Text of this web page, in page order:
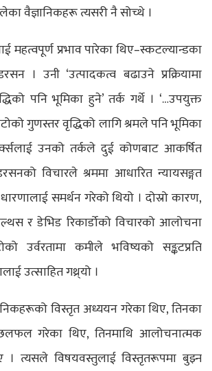
वैज्ञानिकहरू त्यसरी नै सोच्थे ।
महत्वपूर्ण प्रभाव पारेका थिए–स्कटल्यान्डका
। उनी ‘उत्पादकत्व बढाउने प्रक्रियामा
पनि भूमिका हुने’ तर्क गर्थे । ‘…उपयुक्त
गुणस्तर वृद्धिको लागि श्रमले पनि भूमिका
उनको तर्कले दुई कोणबाट आकर्षित
विचारले श्रममा आधारित न्यायसङ्गत
समर्थन गरेको थियो । दोस्रो कारण,
र डेभिड रिकार्डोको विचारको आलोचना
उर्वरतामा कमीले भविष्यको सङ्कटप्रति
उत्साहित गथ्र्यो ।
विस्तृत अध्ययन गरेका थिए, तिनका
गरेका थिए, तिनमाथि आलोचनात्मक
। त्यसले विषयवस्तुलाई विस्तृतरूपमा बुझ्न